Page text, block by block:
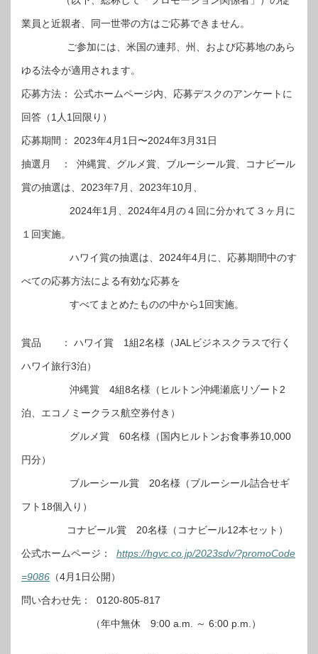
業員と近親者、同一世帯の方はご応募できません。
ご参加には、米国の連邦、州、および応募地のあら
ゆる法令が適用されます。
応募方法： 公式ホームページ内、応募デスクのアンケートに
回答（1人1回限り）
応募期間： 2023年4月1日〜2024年3月31日
抽選月 ： 沖縄賞、グルメ賞、ブルーシール賞、コナビール
賞の抽選は、2023年7月、2023年10月、
2024年1月、2024年4月の４回に分かれて３ヶ月に
１回実施。
ハワイ賞の抽選は、2024年4月に、応募期間中のす
べての応募方法による有効な応募を
すべてまとめたものの中から1回実施。
賞品 ： ハワイ賞 1組2名様（JALビジネスクラスで行く
ハワイ旅行3泊）
沖縄賞 4組8名様（ヒルトン沖縄瀬底リゾート2
泊、エコノミークラス航空券付き）
グルメ賞 60名様（国内ヒルトンお食事券10,000
円分）
ブルーシール賞 20名様（ブルーシール詰合せギ
フト18個入り）
コナビール賞 20名様（コナビール12本セット）
公式ホームページ： https://hgvc.co.jp/2023sdv/?promoCode
=9086 （4月1日公開）
問い合わせ先： 0120-805-817
（年中無休 9:00 a.m. ～ 6:00 p.m.）